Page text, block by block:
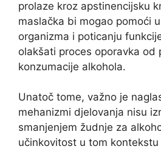
prolaze kroz apstinencijsku
maslačka bi mogao pomoći
organizma i poticanju
olakšati proces oporavka od
konzumacije alkohola.
Unatoč tome, važno je
mehanizmi djelovanja nisu
smanjenjem žudnje za
učinkovitost u tom